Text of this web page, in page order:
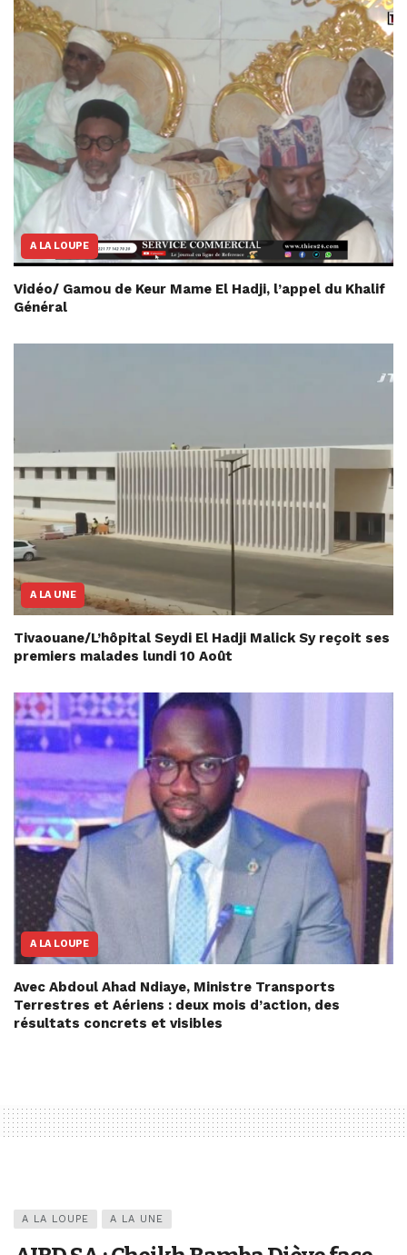
A LA LOUPE
Vidéo/ Gamou de Keur Mame El Hadji, l’appel du Khalif
Général
A LA UNE
Tivaouane/L’hôpital Seydi El Hadji Malick Sy reçoit ses
premiers malades lundi 10 Août
A LA LOUPE
Avec Abdoul Ahad Ndiaye, Ministre Transports
Terrestres et Aériens : deux mois d’action, des
résultats concrets et visibles
A LA LOUPE A LA UNE